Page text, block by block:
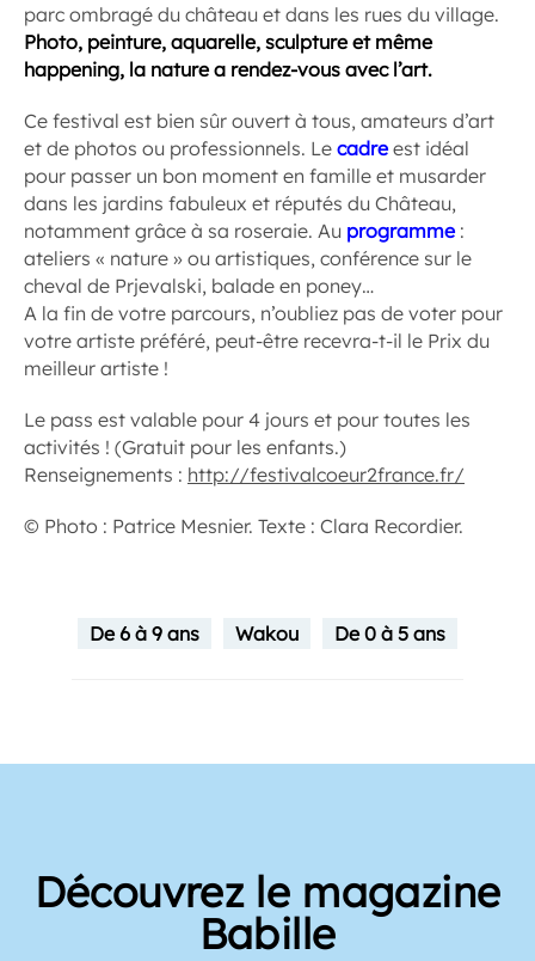
parc ombragé du château et dans les rues du village.
Photo, peinture, aquarelle, sculpture et même
happening, la nature a rendez-vous avec l’art.
Ce festival est bien sûr ouvert à tous, amateurs d’art
et de photos ou professionnels. Le cadreest idéal
pour passer un bon moment en famille et musarder
dans les jardins fabuleux et réputés du Château,
notamment grâce à sa roseraie. Au programme:
ateliers « nature » ou artistiques, conférence sur le
cheval de Prjevalski, balade en poney…
A la fin de votre parcours, n’oubliez pas de voter pour
votre artiste préféré, peut-être recevra-t-il le Prix du
meilleur artiste !
Le pass est valable pour 4 jours et pour toutes les
activités ! (Gratuit pour les enfants.)
Renseignements : http://festivalcoeur2france.fr/
© Photo : Patrice Mesnier. Texte : Clara Recordier.
De 6 à 9 ans Wakou De 0 à 5 ans
Découvrez le magazine
Babille